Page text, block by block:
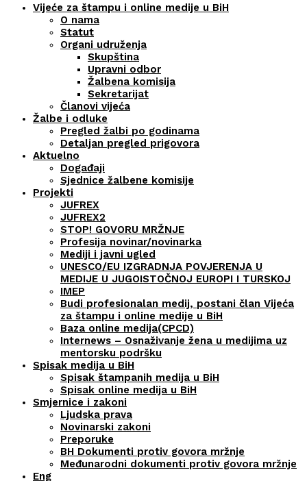
Vijeće za štampu i online medije u BiH
O nama
Statut
Organi udruženja
Skupština
Upravni odbor
Žalbena komisija
Sekretarijat
Članovi vijeća
Žalbe i odluke
Pregled žalbi po godinama
Detaljan pregled prigovora
Aktuelno
Događaji
Sjednice žalbene komisije
Projekti
JUFREX
JUFREX2
STOP! GOVORU MRŽNJE
Profesija novinar/novinarka
Mediji i javni ugled
UNESCO/EU IZGRADNJA POVJERENJA U
MEDIJE U JUGOISTOČNOJ EUROPI I TURSKOJ
IMEP
Budi profesionalan medij, postani član Vijeća
za štampu i online medije u BiH
Baza online medija(CPCD)
Internews – Osnaživanje žena u medijima uz
mentorsku podršku
Spisak medija u BiH
Spisak štampanih medija u BiH
Spisak online medija u BiH
Smjernice i zakoni
Ljudska prava
Novinarski zakoni
Preporuke
BH Dokumenti protiv govora mržnje
Međunarodni dokumenti protiv govora mržnje
Eng